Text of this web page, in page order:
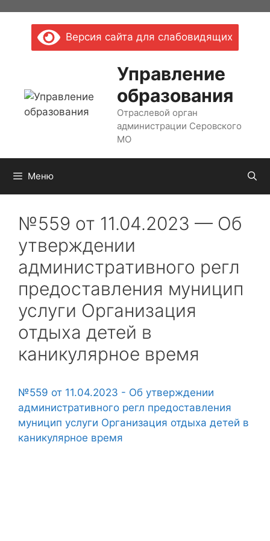
содержимомуВерсия сайта для слабовидящих
Управление
образования
Отраслевой орган
администрации Серовского
МО
Меню
№559 от 11.04.2023 — Об
утверждении
административного регл
предоставления муницип
услуги Организация
отдыха детей в
каникулярное время
№559 от 11.04.2023 - Об утверждении
административного регл предоставления
муницип услуги Организация отдыха детей в
каникулярное время